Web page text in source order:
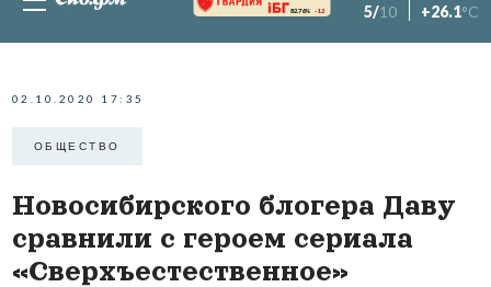
82.76% -1.2 5/10 +26.1°C
02.10.2020 17:35
ОБЩЕСТВО
Новосибирского блогера Даву
сравнили с героем сериала
«Сверхъестественное»